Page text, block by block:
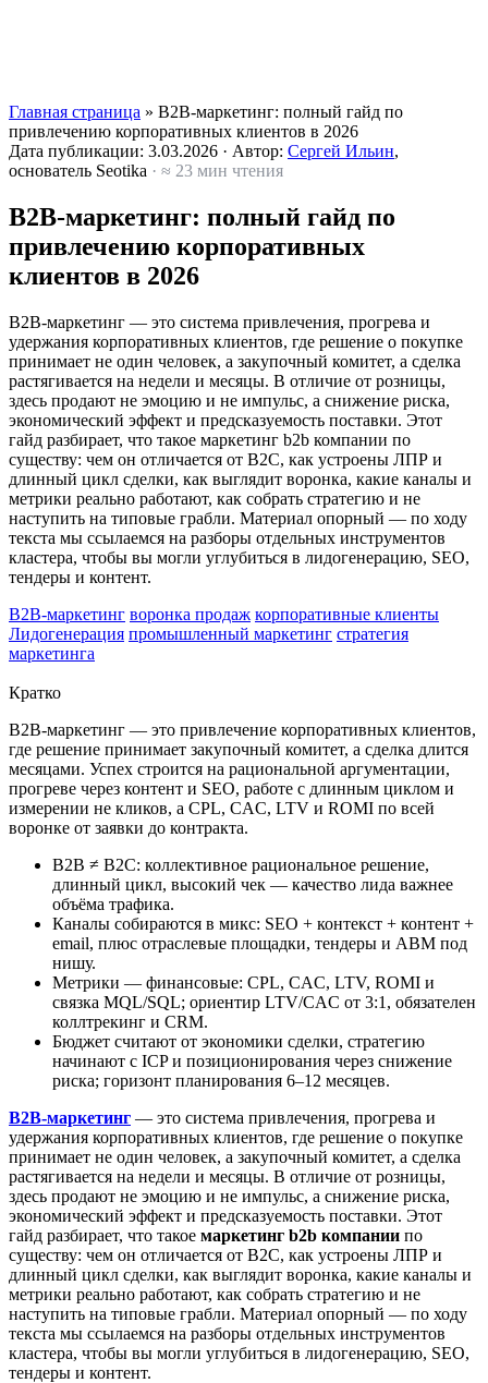
Главная страница » B2B-маркетинг: полный гайд по
привлечению корпоративных клиентов в 2026
Дата публикации: 3.03.2026 · Автор: Сергей Ильин,
основатель Seotika · ≈ 23 мин чтения
B2B-маркетинг: полный гайд по
привлечению корпоративных
клиентов в 2026
B2B-маркетинг — это система привлечения, прогрева и
удержания корпоративных клиентов, где решение о покупке
принимает не один человек, а закупочный комитет, а сделка
растягивается на недели и месяцы. В отличие от розницы,
здесь продают не эмоцию и не импульс, а снижение риска,
экономический эффект и предсказуемость поставки. Этот
гайд разбирает, что такое маркетинг b2b компании по
существу: чем он отличается от B2C, как устроены ЛПР и
длинный цикл сделки, как выглядит воронка, какие каналы и
метрики реально работают, как собрать стратегию и не
наступить на типовые грабли. Материал опорный — по ходу
текста мы ссылаемся на разборы отдельных инструментов
кластера, чтобы вы могли углубиться в лидогенерацию, SEO,
тендеры и контент.
B2B-маркетинг воронка продаж корпоративные клиенты
Лидогенерация промышленный маркетинг стратегия
маркетинга
Кратко
B2B-маркетинг — это привлечение корпоративных клиентов,
где решение принимает закупочный комитет, а сделка длится
месяцами. Успех строится на рациональной аргументации,
прогреве через контент и SEO, работе с длинным циклом и
измерении не кликов, а CPL, CAC, LTV и ROMI по всей
воронке от заявки до контракта.
B2B ≠ B2C: коллективное рациональное решение,
длинный цикл, высокий чек — качество лида важнее
объёма трафика.
Каналы собираются в микс: SEO + контекст + контент +
email, плюс отраслевые площадки, тендеры и ABM под
нишу.
Метрики — финансовые: CPL, CAC, LTV, ROMI и
связка MQL/SQL; ориентир LTV/CAC от 3:1, обязателен
коллтрекинг и CRM.
Бюджет считают от экономики сделки, стратегию
начинают с ICP и позиционирования через снижение
риска; горизонт планирования 6–12 месяцев.
B2B-маркетинг — это система привлечения, прогрева и
удержания корпоративных клиентов, где решение о покупке
принимает не один человек, а закупочный комитет, а сделка
растягивается на недели и месяцы. В отличие от розницы,
здесь продают не эмоцию и не импульс, а снижение риска,
экономический эффект и предсказуемость поставки. Этот
гайд разбирает, что такое маркетинг b2b компании по
существу: чем он отличается от B2C, как устроены ЛПР и
длинный цикл сделки, как выглядит воронка, какие каналы и
метрики реально работают, как собрать стратегию и не
наступить на типовые грабли. Материал опорный — по ходу
текста мы ссылаемся на разборы отдельных инструментов
кластера, чтобы вы могли углубиться в лидогенерацию, SEO,
тендеры и контент.